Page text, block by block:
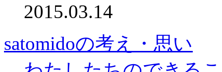
2015.03.14
satomidoの考え・思い